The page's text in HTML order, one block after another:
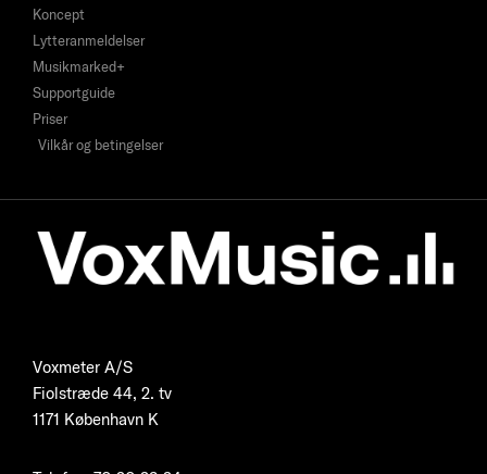
Koncept
Lytteranmeldelser
Musikmarked+
Supportguide
Priser
Vilkår og betingelser
Voxmeter A/S
Fiolstræde 44, 2. tv
1171 København K